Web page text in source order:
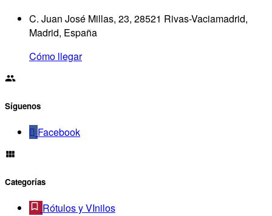
C. Juan José Millas, 23, 28521 Rivas-Vaciamadrid,
Madrid, España
Cómo llegar
Síguenos
Facebook
Categorías
Rótulos y VInilos